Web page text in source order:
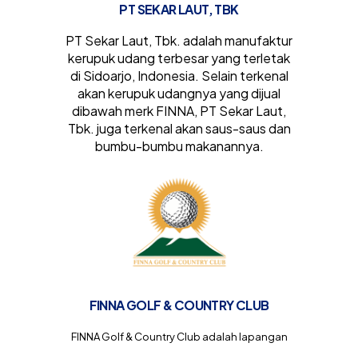
PT SEKAR LAUT, TBK
PT Sekar Laut, Tbk. adalah manufaktur
kerupuk udang terbesar yang terletak
di Sidoarjo, Indonesia. Selain terkenal
akan kerupuk udangnya yang dijual
dibawah merk FINNA, PT Sekar Laut,
Tbk. juga terkenal akan saus-saus dan
bumbu-bumbu makanannya.
FINNA GOLF & COUNTRY CLUB
FINNA Golf & Country Club adalah lapangan